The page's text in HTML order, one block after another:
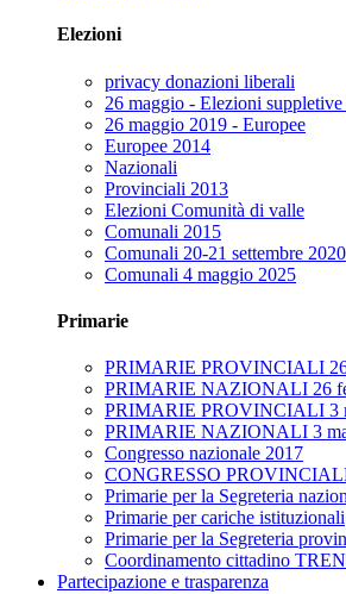
Elezioni
privacy donazioni liberali
26 maggio - Elezioni suppletive
26 maggio 2019 - Europee
Europee 2014
Nazionali
Provinciali 2013
Elezioni Comunità di valle
Comunali 2015
Comunali 20-21 settembre 2020
Comunali 4 maggio 2025
Primarie
PRIMARIE PROVINCIALI
PRIMARIE NAZIONALI 26
PRIMARIE PROVINCIALI 3
PRIMARIE NAZIONALI 3
Congresso nazionale 2017
CONGRESSO
Primarie per la Segreteria
Primarie per cariche istituzionali
Primarie per la Segreteria
Coordinamento cittadino
Partecipazione e trasparenza